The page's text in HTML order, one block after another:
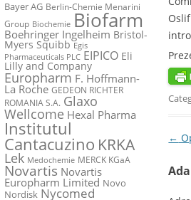
←
Bayer AG Berlin-Chemie Menarini
Group Biochemie Biofarm
Boehringer Ingelheim Bristol-
Myers Squibb Egis
Pharmaceuticals PLC EIPICO Eli
Lilly and Company
Europharm F. Hoffmann-
La Roche GEDEON RICHTER
ROMANIA S.A. Glaxo
Wellcome Hexal Pharma
Institutul
Cantacuzino KRKA
Lek Medochemie MERCK KGaA
Novartis Novartis
Europharm Limited Novo
Nordisk Nycomed